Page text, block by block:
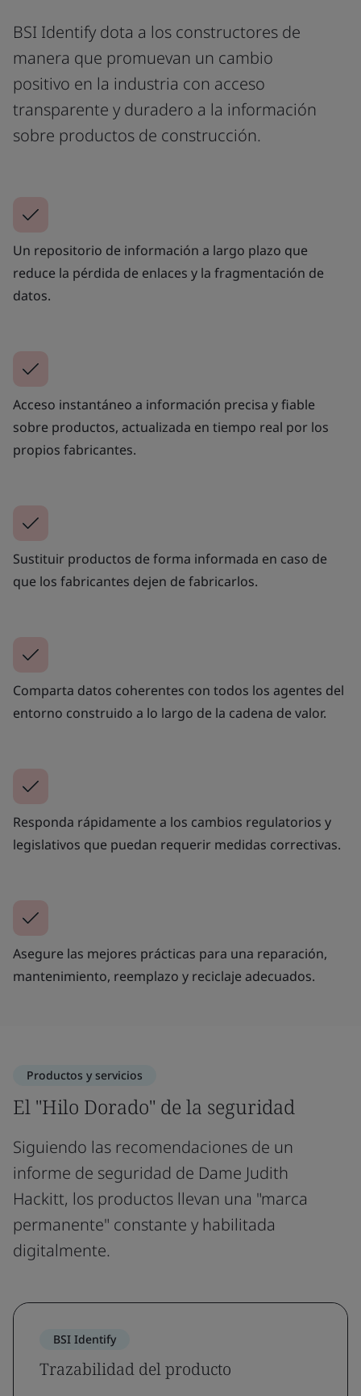
BSI Identify dota a los constructores de
manera que promuevan un cambio
positivo en la industria con acceso
transparente y duradero a la información
sobre productos de construcción.
Un repositorio de información a largo plazo que
reduce la pérdida de enlaces y la fragmentación de
datos.
Acceso instantáneo a información precisa y fiable
sobre productos, actualizada en tiempo real por los
propios fabricantes.
Sustituir productos de forma informada en caso de
que los fabricantes dejen de fabricarlos.
Comparta datos coherentes con todos los agentes del
entorno construido a lo largo de la cadena de valor.
Responda rápidamente a los cambios regulatorios y
legislativos que puedan requerir medidas correctivas.
Asegure las mejores prácticas para una reparación,
mantenimiento, reemplazo y reciclaje adecuados.
Productos y servicios
El "Hilo Dorado" de la seguridad
Siguiendo las recomendaciones de un
informe de seguridad de Dame Judith
Hackitt, los productos llevan una "marca
permanente" constante y habilitada
digitalmente.
BSI Identify
Trazabilidad del producto